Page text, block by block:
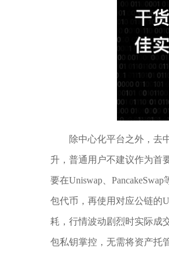
除中心化平台之外，去
升，普通用户不建议作为首
要在Uniswap、
包代币，再使用对应公链的
耗，行情波动剧烈时实际成
包私钥掌控，无需将资产托